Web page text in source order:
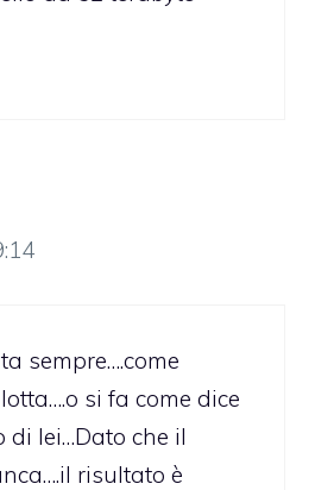
sempre….come
si fa come dice
di lei…Dato che il
risultato è